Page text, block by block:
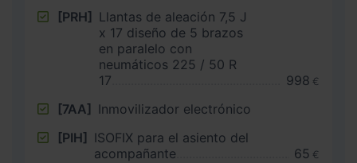
[PRH] Llantas de aleación 7,5 J
x 17 diseño de 5 brazos
en paralelo con
neumáticos 225 / 50 R
17
998 €
[7AA] Inmovilizador electrónico
[PIH] ISOFIX para el asiento del
acompañante
65 €